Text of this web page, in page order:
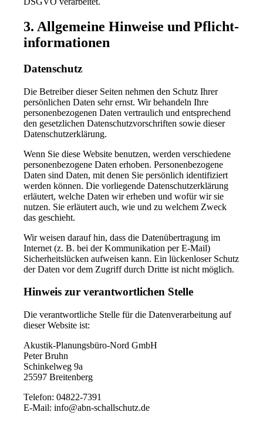
3. Allgemeine Hinweise und Pflicht­
informationen
Datenschutz
Die Betreiber dieser Seiten nehmen den Schutz Ihrer
persönlichen Daten sehr ernst. Wir behandeln Ihre
personenbezogenen Daten vertraulich und entsprechend
den gesetzlichen Datenschutzvorschriften sowie dieser
Datenschutzerklärung.
Wenn Sie diese Website benutzen, werden verschiedene
personenbezogene Daten erhoben. Personenbezogene
Daten sind Daten, mit denen Sie persönlich identifiziert
werden können. Die vorliegende Datenschutzerklärung
erläutert, welche Daten wir erheben und wofür wir sie
nutzen. Sie erläutert auch, wie und zu welchem Zweck
das geschieht.
Wir weisen darauf hin, dass die Datenübertragung im
Internet (z. B. bei der Kommunikation per E-Mail)
Sicherheitslücken aufweisen kann. Ein lückenloser Schutz
der Daten vor dem Zugriff durch Dritte ist nicht möglich.
Hinweis zur verantwortlichen Stelle
Die verantwortliche Stelle für die Datenverarbeitung auf
dieser Website ist:
Akustik-Planungsbüro-Nord GmbH
Peter Bruhn
Schinkelweg 9a
25597 Breitenberg
Telefon: 04822-7391
E-Mail: info@abn-schallschutz.de